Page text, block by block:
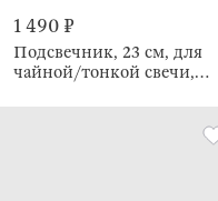
1 490 ₽
Подсвечник, 23 см, для
чайной/тонкой свечи,